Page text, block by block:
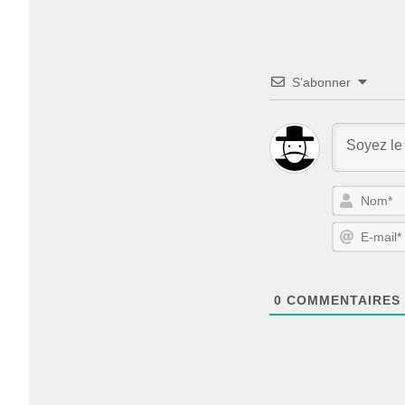
S’abonner
0 COMMENTAIRES